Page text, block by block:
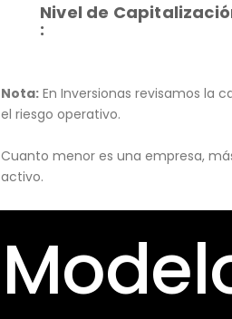
Nivel de
:
Nota: En Inversionas revisamos la
el riesgo operativo.
Cuanto menor es una empresa,
activo.